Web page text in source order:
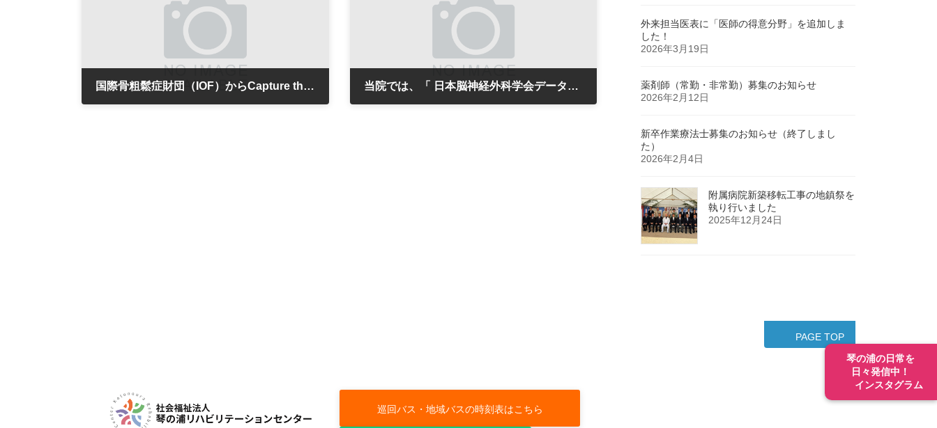
琴の浦の日常を
日々発信中！
インスタグラム
国際骨粗鬆症財団（IOF）からCapture the Fracture『銀賞』を認定されました 当院では、「 日本脳神経外科学会データベース研究事業 （Japan Neurosurgical Database：JND 」に協力しています。
外来担当医表に「医師の得意分野」を追加しま
した！
2026年3月19日
薬剤師（常勤・非常勤）募集のお知らせ
2026年2月12日
新卒作業療法士募集のお知らせ（終了しまし
た）
2026年2月4日
附属病院新築移転工事の地鎮祭を
執り行いました
2025年12月24日
PAGE TOP
巡回バス・地域バスの時刻表はこちら